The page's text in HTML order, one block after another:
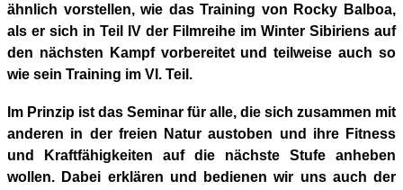
ähnlich vorstellen, wie das Training von Rocky Balboa,
als er sich in Teil IV der Filmreihe im Winter Sibiriens auf
den nächsten Kampf vorbereitet und teilweise auch so
wie sein Training im VI. Teil.
Im Prinzip ist das Seminar für alle, die sich zusammen mit
anderen in der freien Natur austoben und ihre Fitness
und Kraftfähigkeiten auf die nächste Stufe anheben
wollen. Dabei erklären und bedienen wir uns auch der